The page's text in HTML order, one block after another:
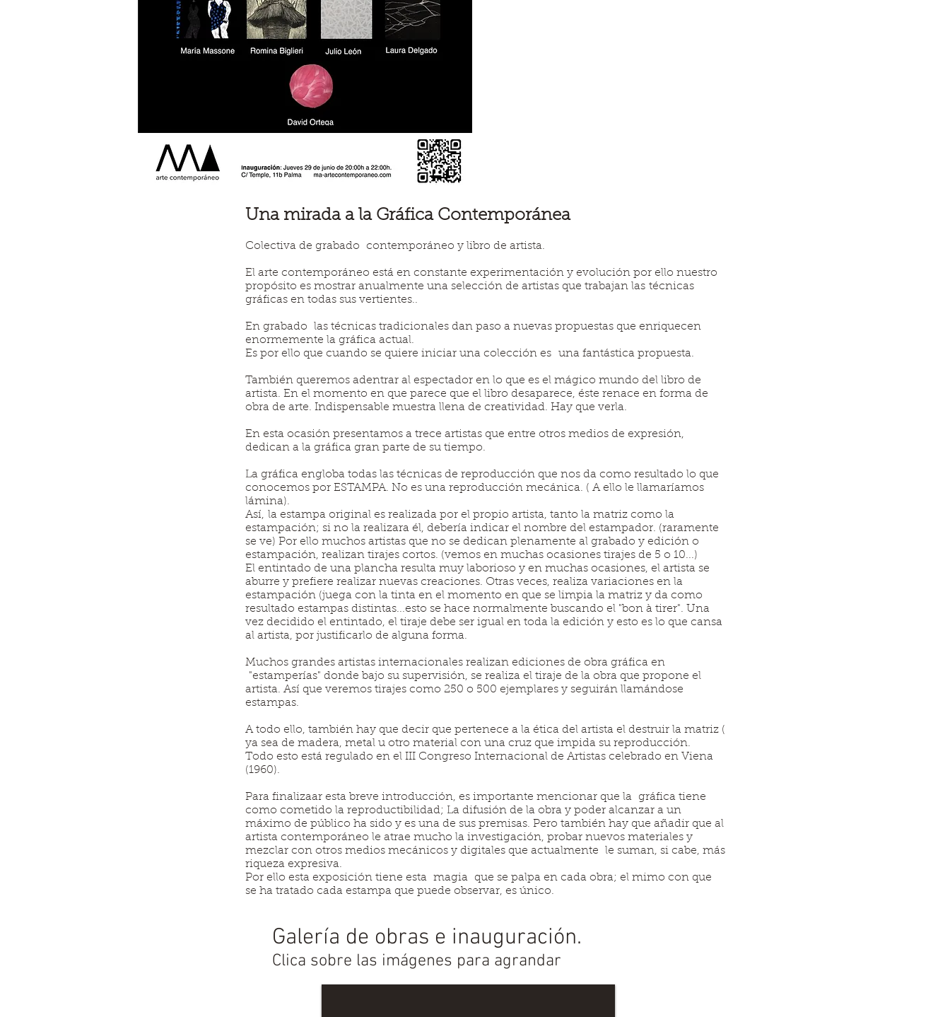
Una mirada a la Gráfica Contemporánea
Colectiva de grabado contemporáneo y libro de artista.
El arte contemporáneo está en constante experimentación y evolución por ello nuestro
propósito es mostrar anualmente una selección de artistas que trabajan las técnicas
gráficas en todas sus vertientes..
En grabado las técnicas tradicionales dan paso a nuevas propuestas que enriquecen
enormemente la gráfica actual.
Es por ello que cuando se quiere iniciar una colección es una fantástica propuesta.
También queremos adentrar al espectador en lo que es el mágico mundo del libro de
artista. En el momento en que parece que el libro desaparece, éste renace en forma de
obra de arte. Indispensable muestra llena de creatividad. Hay que verla.
En esta ocasión presentamos a trece artistas que entre otros medios de expresión,
dedican a la gráfica gran parte de su tiempo.
La gráfica engloba todas las técnicas de reproducción que nos da como resultado lo que
conocemos por ESTAMPA. No es una reproducción mecánica. ( A ello le llamaríamos
lámina).
Así, la estampa original es realizada por el propio artista, tanto la matriz como la
estampación; si no la realizara él, debería indicar el nombre del estampador. (raramente
se ve) Por ello muchos artistas que no se dedican plenamente al grabado y edición o
estampación, realizan tirajes cortos. (vemos en muchas ocasiones tirajes de 5 o 10...)
El entintado de una plancha resulta muy laborioso y en muchas ocasiones, el artista se
aburre y prefiere realizar nuevas creaciones. Otras veces, realiza variaciones en la
estampación (juega con la tinta en el momento en que se limpia la matriz y da como
resultado estampas distintas...esto se hace normalmente buscando el "bon à tirer". Una
vez decidido el entintado, el tiraje debe ser igual en toda la edición y esto es lo que cansa
al artista, por justificarlo de alguna forma.
Muchos grandes artistas internacionales realizan ediciones de obra gráfica en
"estamperías" donde bajo su supervisión, se realiza el tiraje de la obra que propone el
artista. Así que veremos tirajes como 250 o 500 ejemplares y seguirán llamándose
estampas.
A todo ello, también hay que decir que pertenece a la ética del artista el destruir la matriz (
ya sea de madera, metal u otro material con una cruz que impida su reproducción.
Todo esto está regulado en el III Congreso Internacional de Artistas celebrado en Viena
(1960).
Para finalizaar esta breve introducción, es importante mencionar que la gráfica tiene
como cometido la reproductibilidad; La difusión de la obra y poder alcanzar a un
máximo de público ha sido y es una de sus premisas. Pero también hay que añadir que al
artista contemporáneo le atrae mucho la investigación, probar nuevos materiales y
mezclar con otros medios mecánicos y digitales que actualmente le suman, si cabe, más
riqueza expresiva.
Por ello esta exposición tiene esta magia que se palpa en cada obra; el mimo con que
se ha tratado cada estampa que puede observar, es único.
Galería de obras e inauguración.
Clica sobre las imágenes para agrandar